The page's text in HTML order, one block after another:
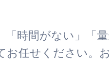
「時間がない」「
お任せください。